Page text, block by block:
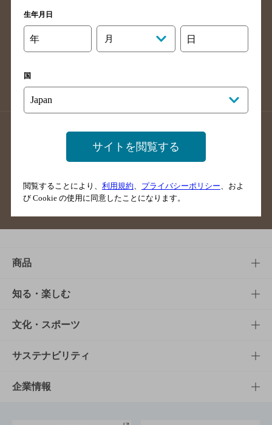
高知県のバー検索
長崎県のバー検索
佐賀県のバー検索
大分県のバー検索
熊本県のバー検索
沖縄県のバー検索
店舗登録方法のご案内
店舗情報更新方法のご案内
掲載店舗様ログイン
ご意見・ご感想
商品
商品TOP
商品一覧
商品発売情報
栄養成分一覧
知る・楽しむ
知る・楽しむTOP
キャンペーン
工場見学
文化・スポーツ
文化・スポーツTOP
サントリーホール
サステナビリティ
サステナビリティTOP
企業情報
生年月日
年 月 日
国
サイトを閲覧する
閲覧することにより、 利用規約 プライバシーポリシー 、およ
び Cookie の使用に同意したことになります。